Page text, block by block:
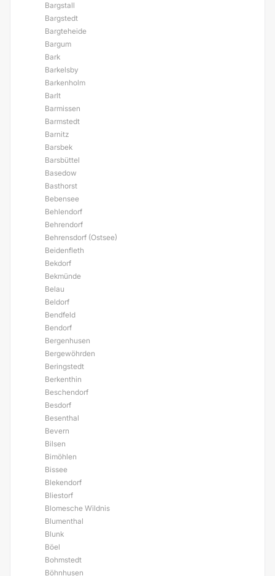
Bargstall
Bargstedt
Bargteheide
Bargum
Bark
Barkelsby
Barkenholm
Barlt
Barmissen
Barmstedt
Barnitz
Barsbek
Barsbüttel
Basedow
Basthorst
Bebensee
Behlendorf
Behrendorf
Behrensdorf (Ostsee)
Beidenfleth
Bekdorf
Bekmünde
Belau
Beldorf
Bendfeld
Bendorf
Bergenhusen
Bergewöhrden
Beringstedt
Berkenthin
Beschendorf
Besdorf
Besenthal
Bevern
Bilsen
Bimöhlen
Bissee
Blekendorf
Bliestorf
Blomesche Wildnis
Blumenthal
Blunk
Böel
Bohmstedt
Böhnhusen